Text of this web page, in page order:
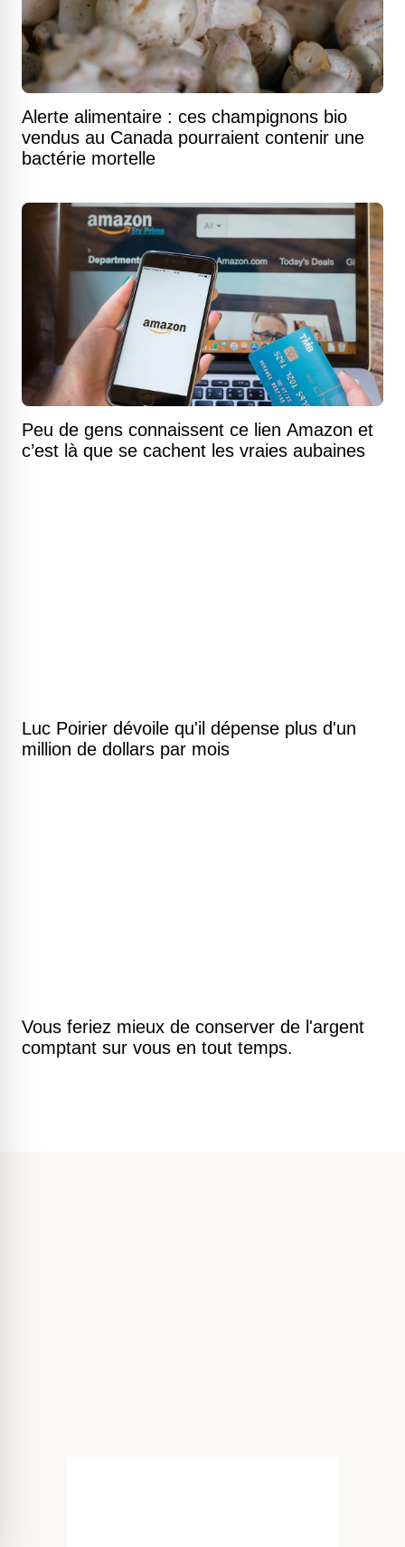
Alerte alimentaire : ces champignons bio
vendus au Canada pourraient contenir une
bactérie mortelle
Peu de gens connaissent ce lien Amazon et
c’est là que se cachent les vraies aubaines
Luc Poirier dévoile qu'il dépense plus d'un
million de dollars par mois
Vous feriez mieux de conserver de l'argent
comptant sur vous en tout temps.